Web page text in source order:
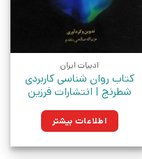
ادبیات ایران
کتاب روان شناسی کاربردی
شطرنج | انتشارات فرزین
اطلاعات بیشتر